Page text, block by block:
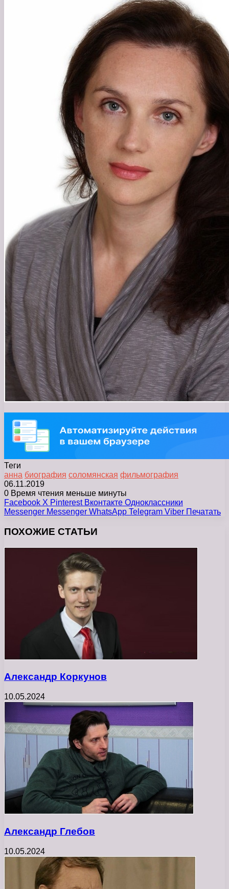
Теги
анна биография соломянская фильмография
06.11.2019
0 Время чтения меньше минуты
Facebook X Pinterest Вконтакте Одноклассники
Messenger Messenger WhatsApp Telegram Viber Печатать
ПОХОЖИЕ СТАТЬИ
Александр Коркунов
10.05.2024
Александр Глебов
10.05.2024